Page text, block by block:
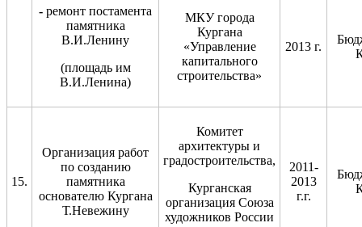
- ремонт постамента
памятника
В.И.Ленину
(площадь им
В.И.Ленина)
МКУ города
Кургана
«Управление
капитального
строительства»
2013 г.
15.
Организация работ
по созданию
памятника
основателю Кургана
Т.Невежину
Комитет
архитектуры и
градостроительства,
Курганская
организация Союза
художников России
2011-
2013
г.г.